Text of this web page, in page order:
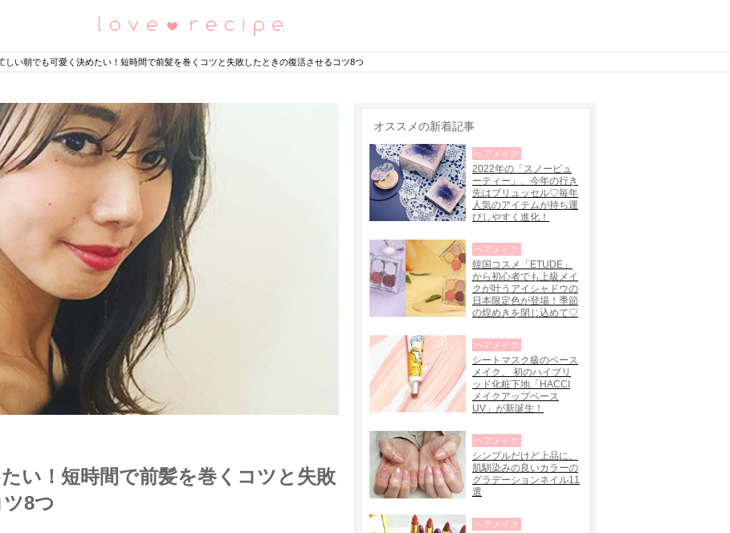
恋愛レシピ
しい朝でも可愛く決めたい！短時間で前髪を巻くコツと失敗したときの復活させるコツ8つ
い！短時間で前髪を巻くコツと失敗
8つ
オススメの新着記事
2022年の「スノービュ
ーティー」、今年の行き
先はブリュッセル♡毎年
人気のアイテムが持ち運
びしやすく進化！
ヘアメイク
韓国コスメ「ETUDE」
から初心者でも上級メイ
クが叶うアイシャドウの
日本限定色が登場！季節
の煌めきを閉じ込めて♡
ヘアメイク
シートマスク級のベース
メイク。 初のハイブリ
ッド化粧下地「HACCI
メイクアップベース
UV」が新誕生！
ヘアメイク
シンプルだけど上品に。
肌馴染みの良いカラーの
グラデーションネイル11
選
ヘアメイク
ヘアメイク